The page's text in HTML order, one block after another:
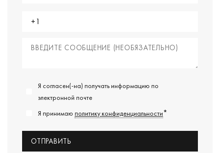
Я согласен(-на) получать информацию по
электронной почте
Я принимаю политику конфиденциальности*